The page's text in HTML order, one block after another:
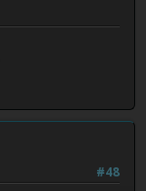
#48